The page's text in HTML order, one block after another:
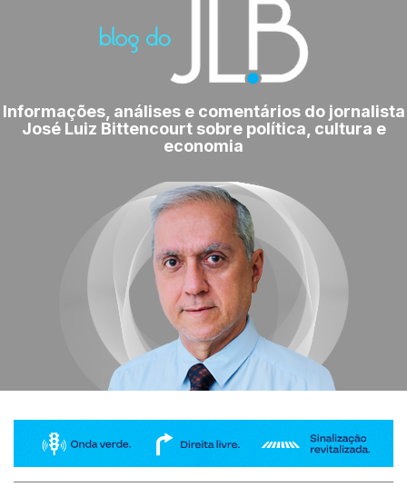
Informações, análises e comentários do jornalista
José Luiz Bittencourt sobre política, cultura e
economia